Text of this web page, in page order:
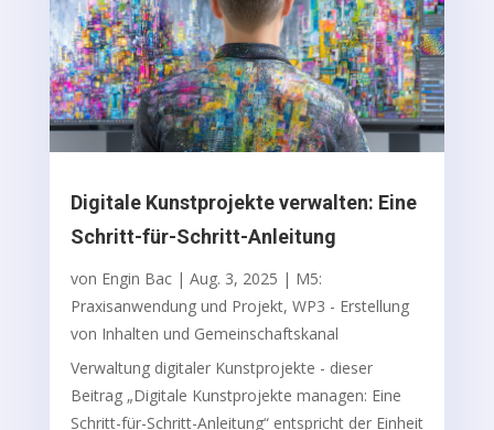
Digitale Kunstprojekte verwalten: Eine
Schritt-für-Schritt-Anleitung
von Engin Bac| Aug. 3, 2025 | M5:
Praxisanwendung und Projekt, WP3 - Erstellung
von Inhalten und Gemeinschaftskanal
Verwaltung digitaler Kunstprojekte - dieser
Beitrag „Digitale Kunstprojekte managen: Eine
Schritt-für-Schritt-Anleitung“ entspricht der Einheit